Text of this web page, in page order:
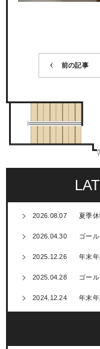
前の記事
2026.08.07 夏季
2026.04.30 ゴー
2025.12.26 年末
2025.04.28 ゴー
2024.12.24 年末